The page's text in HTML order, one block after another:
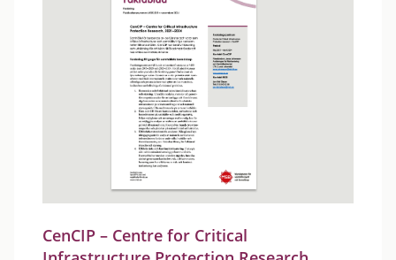
CenCIP – Centre for Critical